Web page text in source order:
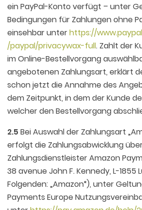
ein PayPal-Konto verfügt – unter
Bedingungen für Zahlungen ohne
einsehbar unterhttps://
/paypal/privacywax-full. Zahlt der
im Online-Bestellvorgang
angebotenen Zahlungsart, erklärt
schon jetzt die Annahme des
dem Zeitpunkt, in dem der Kunde
welcher den Bestellvorgang
2.5 Bei Auswahl der Zahlungsart
erfolgt die Zahlungsabwicklung
Zahlungsdienstleister Amazon
38 avenue John F. Kennedy, L-1855
Folgenden: „Amazon“), unter
Payments Europe